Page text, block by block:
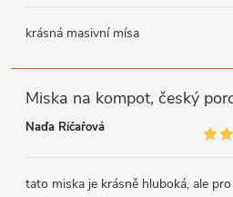
krásná masivní mísa
Naďa Říčařová
tato miska je krásně hluboká, ale